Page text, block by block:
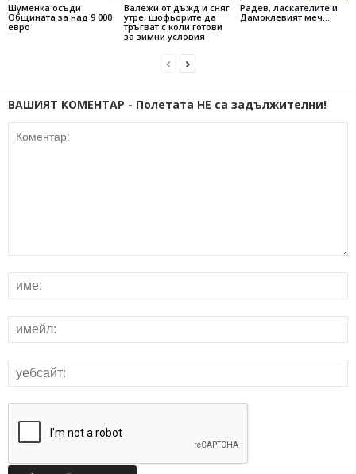
Шуменка осъди
Общината за над 9 000
евро
Валежи от дъжд и сняг
утре, шофьорите да
тръгват с коли готови
за зимни условия
Радев, ласкателите и
Дамоклевият меч…
ВАШИЯТ КОМЕНТАР - Полетата НЕ са задължителни!